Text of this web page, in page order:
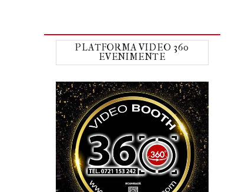
PLATFORMA VIDEO 360
EVENIMENTE